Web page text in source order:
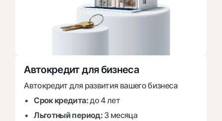
Автокредит для бизнеса
Автокредит для развития вашего бизнеса
Срок кредита:до 4 лет
Льготный период: 3 месяца